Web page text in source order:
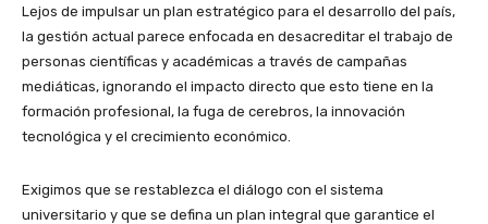
Lejos de impulsar un plan estratégico para el desarrollo del país,
la gestión actual parece enfocada en desacreditar el trabajo de
personas científicas y académicas a través de campañas
mediáticas, ignorando el impacto directo que esto tiene en la
formación profesional, la fuga de cerebros, la innovación
tecnológica y el crecimiento económico.
Exigimos que se restablezca el diálogo con el sistema
universitario y que se defina un plan integral que garantice el